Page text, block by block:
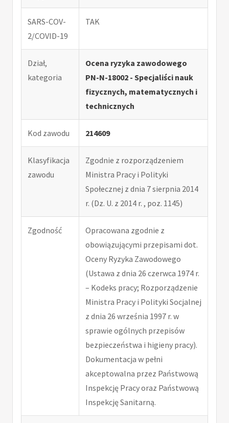
SARS-COV-
2/COVID-19
TAK
Dział,
kategoria
Ocena ryzyka zawodowego
PN-N-18002 - Specjaliści nauk
fizycznych, matematycznych i
technicznych
Kod zawodu 214609
Klasyfikacja
zawodu
Zgodnie z rozporządzeniem
Ministra Pracy i Polityki
Społecznej z dnia 7 sierpnia 2014
r. (Dz. U. z 2014 r. , poz. 1145)
Zgodność
Opracowana zgodnie z
obowiązującymi przepisami dot.
Oceny Ryzyka Zawodowego
(Ustawa z dnia 26 czerwca 1974 r.
– Kodeks pracy; Rozporządzenie
Ministra Pracy i Polityki Socjalnej
z dnia 26 września 1997 r. w
sprawie ogólnych przepisów
bezpieczeństwa i higieny pracy).
Dokumentacja w pełni
akceptowalna przez Państwową
Inspekcję Pracy oraz Państwową
Inspekcję Sanitarną.